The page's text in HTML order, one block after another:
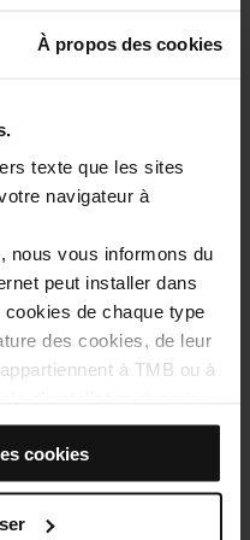
À propos des cookies
texte que les sites
navigateur à
nous vous informons du
peut installer dans
de chaque type
des cookies, de leur
à TMB ou à
affiche (0), cela
de ce type.
tous les cookies »,
ces cookies dans
cookies
d’histoire de